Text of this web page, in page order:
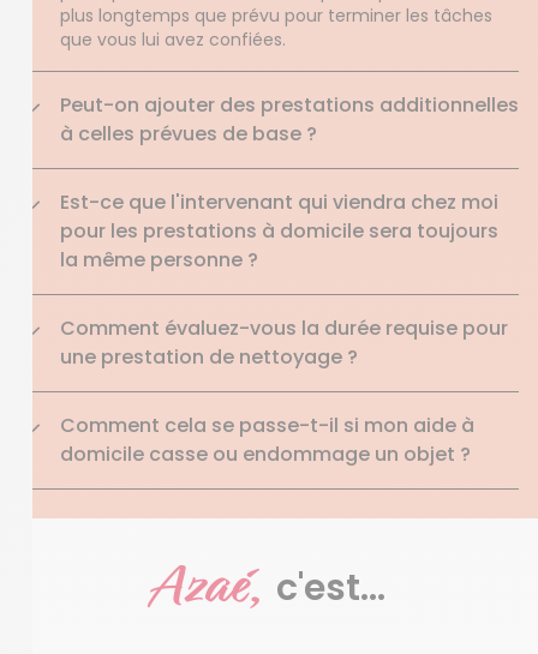
plus longtemps que prévu pour terminer les tâches
que vous lui avez confiées.
Peut-on ajouter des prestations additionnelles
à celles prévues de base ?
Est-ce que l'intervenant qui viendra chez moi
pour les prestations à domicile sera toujours
la même personne ?
Comment évaluez-vous la durée requise pour
une prestation de nettoyage ?
Comment cela se passe-t-il si mon aide à
domicile casse ou endommage un objet ?
Azaé, c'est...